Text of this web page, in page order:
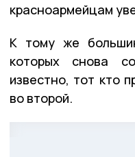
красноармейцам
К тому же
которых снова
известно, тот кто
во второй.